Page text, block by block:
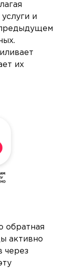
и
их
обратная
активно
через